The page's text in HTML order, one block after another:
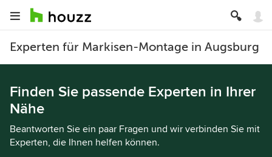
Experten für Markisen-Montage in Augsburg
Finden Sie passende Experten in Ihrer
Nähe
Beantworten Sie ein paar Fragen und wir verbinden Sie mit
Experten, die Ihnen helfen können.